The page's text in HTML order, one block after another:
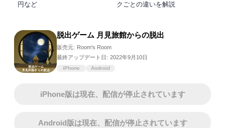
円など
クごとの違いを解説
脱出ゲーム 月見旅館からの脱出
販売元: Room's Room
最終アップデート日: 2022年9月10日
iPhone Android
iPhone版は現在、配信が停止されています
Android版は現在、配信が停止されています